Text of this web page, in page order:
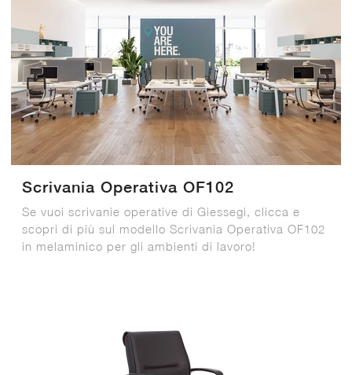
Scrivania Operativa OF102
Se vuoi scrivanie operative di Giessegi, clicca e
scopri di più sul modello Scrivania Operativa OF102
in melaminico per gli ambienti di lavoro!